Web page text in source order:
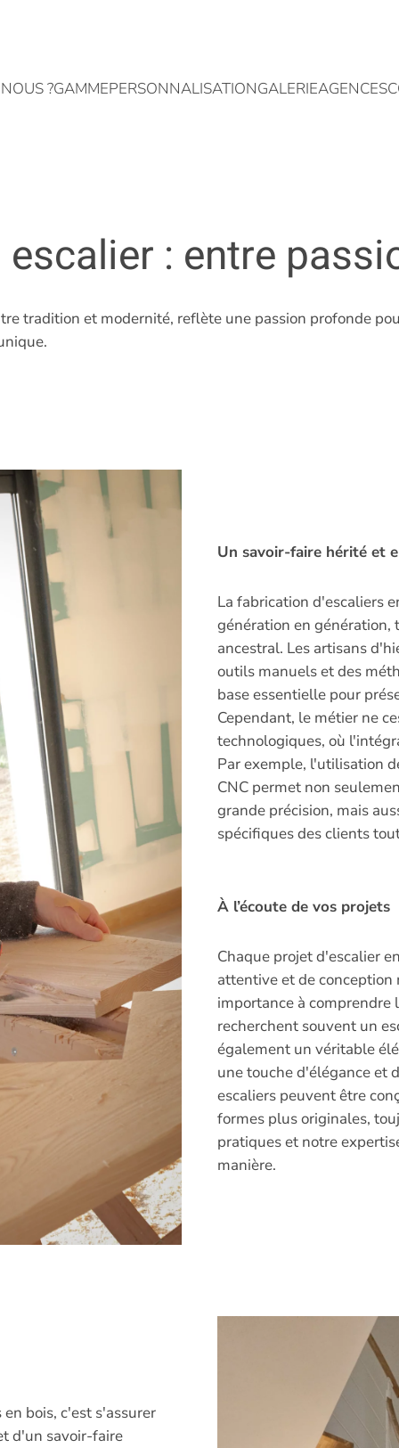
?GAMMEPERSONNALISATIONGALERIEAGENCES
: entre
tradition et modernité, reflète une passion profonde
Un savoir-faire hérité et
La fabrication d'escaliers
génération en
ancestral. Les artisans
outils manuels et des
base essentielle pour
Cependant, le métier ne
technologiques, où
Par exemple, l'utilisation
CNC permet non
grande précision, mais
spécifiques des clients
À l’écoute de vos projets
Chaque projet d'escalier
attentive et de conception
importance à comprendre
recherchent souvent un
également un véritable
une touche d'élégance et
escaliers peuvent être
formes plus originales,
pratiques et notre
manière.
bois, c'est s'assurer
d'un savoir-faire